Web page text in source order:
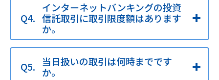
インターネットバンキングの投資
信託取引に取引限度額はあります
か。
当日扱いの取引は何時までです
か。